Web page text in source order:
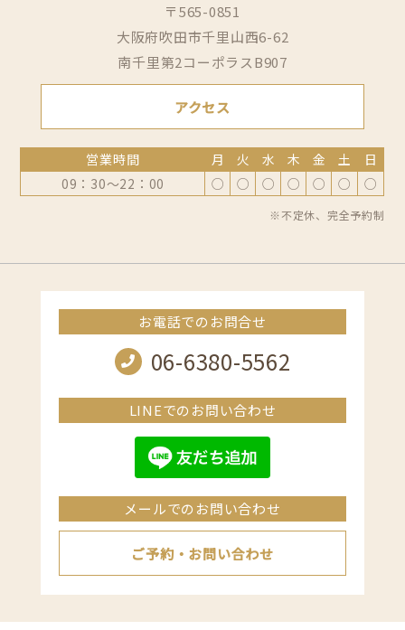
〒565-0851
大阪府吹田市千里山西6-62
南千里第2コーポラスB907
アクセス
営業時間 月 火 水 木 金 土
日
09：30～22：00
○ ○ ○ ○ ○ ○ ○
※不定休、完全予約制
お電話でのお問合せ
06-6380-5562
LINEでのお問い合わせ
メールでのお問い合わせ
ご予約・お問い合わせ